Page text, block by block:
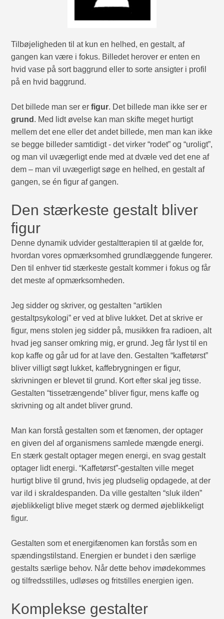
Tilbøjeligheden til at kun en helhed, en gestalt, af
gangen kan være i fokus. Billedet herover er enten en
hvid vase på sort baggrund eller to sorte ansigter i profil
på en hvid baggrund.
Det billede man ser erfigur. Det billede man ikke ser er
grund . Med lidt øvelse kan man skifte meget hurtigt
mellem det ene eller det andet billede, men man kan ikke
se begge billeder samtidigt - det virker “rodet” og “uroligt”,
og man vil uvægerligt ende med at dvæle ved det ene af
dem – man vil uvægerligt søge en helhed, en gestalt af
gangen, se én figur af gangen.
Den stærkeste gestalt bliver
figur
Denne dynamik udvider gestaltterapien til at gælde for,
hvordan vores opmærksomhed grundlæggende fungerer.
Den til enhver tid stærkeste gestalt kommer i fokus og får
det meste af opmærksomheden.
Jeg sidder og skriver, og gestalten “artiklen
gestaltpsykologi” er ved at blive lukket. Det at skrive er
figur, mens stolen jeg sidder på, musikken fra radioen, alt
hvad jeg sanser omkring mig, er grund. Jeg får lyst til en
kop kaffe og går ud for at lave den. Gestalten “kaffetørst”
bliver villigt søgt lukket, kaffebrygningen er figur,
skrivningen er blevet til grund. Kort efter skal jeg tisse.
Gestalten “tissetrængende” bliver figur, mens kaffe og
skrivning og alt andet bliver grund.
Man kan forstå gestalten som et fænomen, der optager
en given del af organismens samlede mængde energi.
En stærk gestalt optager megen energi, en svag gestalt
optager lidt energi. “Kaffetørst”-gestalten ville meget
hurtigt blive til grund, hvis jeg pludselig opdagede, at der
var ild i skraldespanden. Da ville gestalten “sluk ilden”
øjeblikkeligt blive meget stærk og dermed øjeblikkeligt
figur.
Gestalten som et energifænomen kan forstås som en
spændingstilstand. Energien er bundet i den særlige
gestalts særlige behov. Når dette behov imødekommes
og tilfredsstilles, udløses og fritstilles energien igen.
Komplekse gestalter